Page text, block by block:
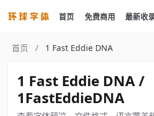
首页 免费商用 最新收
首页 / 1 Fast Eddie DNA
1 Fast Eddie DNA /
1FastEddieDNA